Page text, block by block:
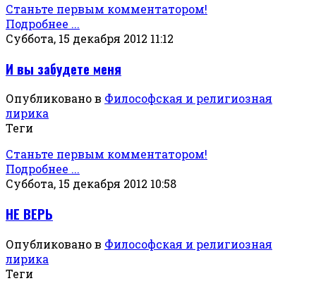
Станьте первым комментатором!
Подробнее ...
Суббота, 15 декабря 2012 11:12
И вы забудете меня
Опубликовано в Философская и религиозная
лирика
Теги
Станьте первым комментатором!
Подробнее ...
Суббота, 15 декабря 2012 10:58
НЕ ВЕРЬ
Опубликовано в Философская и религиозная
лирика
Теги